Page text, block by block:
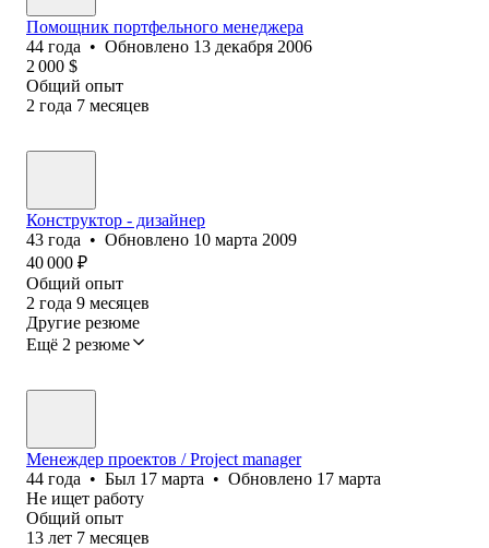
Помощник портфельного менеджера
44 года • Обновлено 13 декабря 2006
2 000 $
Общий опыт
2 года 7 месяцев
Конструктор - дизайнер
43 года • Обновлено 10 марта 2009
40 000 ₽
Общий опыт
2 года 9 месяцев
Другие резюме
Ещё 2 резюме
Менеждер проектов / Project manager
44 года • Был 17 марта • Обновлено 17 марта
Не ищет работу
Общий опыт
13 лет 7 месяцев